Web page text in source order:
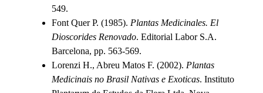
549.
Font Quer P. (1985). Plantas Medicinales. El
Dioscorides Renovado. Editorial Labor S.A.
Barcelona, pp. 563-569.
Lorenzi H., Abreu Matos F. (2002). Plantas
Medicinais no Brasil Nativas e Exoticas. Instituto